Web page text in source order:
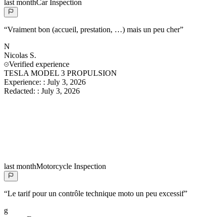
last monthCar Inspection
“Vraiment bon (accueil, prestation, …) mais un peu cher”
N
Nicolas S.
Verified experience
TESLA MODEL 3 PROPULSION
Experience: : July 3, 2026
Redacted: : July 3, 2026
last monthMotorcycle Inspection
“Le tarif pour un contrôle technique moto un peu excessif”
g